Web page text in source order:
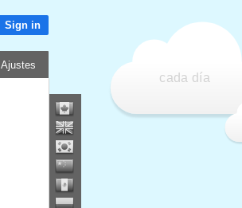
cada día
Sign in
Ajustes